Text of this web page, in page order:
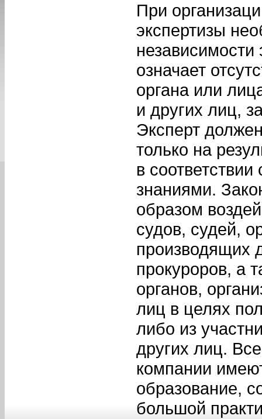
При
экспертизы
независимости
означает
органа или
и других лиц,
Эксперт
только на
в
знаниями.
образом
судов, судей,
производящих
прокуроров, а
органов,
лиц в целях
либо из
других лиц.
компании
образование,
большой